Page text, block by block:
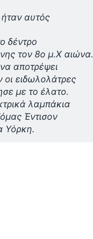
αυτός
δέντρο
τον 8ο μ.Χ αιώνα.
αποτρέψει
οι ειδωλολάτρες
με το έλατο.
λαμπάκια
Έντισον
Υόρκη.